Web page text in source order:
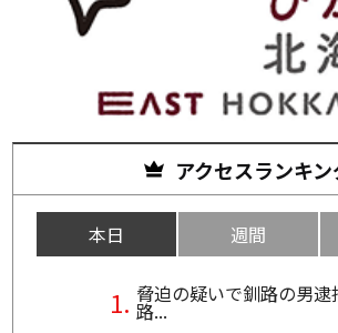
アクセスランキ
本日 週間
脅迫の疑いで釧路の男逮
路...